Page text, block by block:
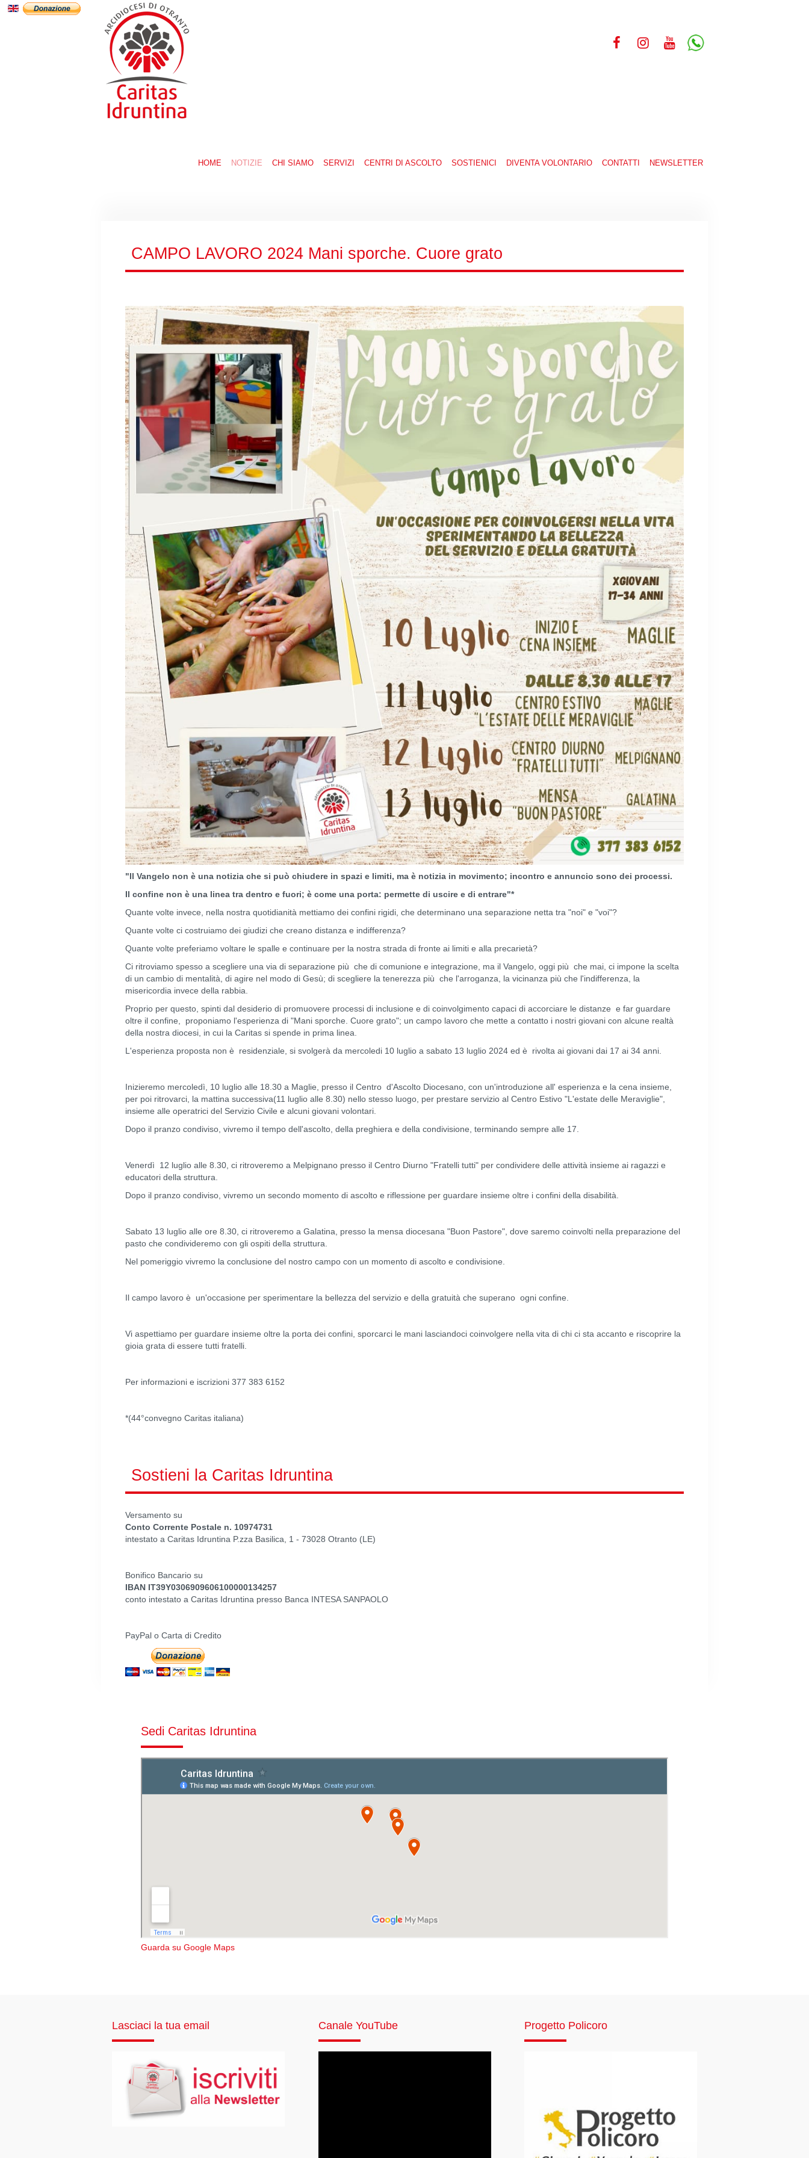
HOME NOTIZIE CHI SIAMO SERVIZI CENTRI DI ASCOLTO SOSTIENICI DIVENTA VOLONTARIO CONTATTI NEWSLETTER
CAMPO LAVORO 2024 Mani sporche. Cuore grato
"Il Vangelo non è una notizia che si può chiudere in spazi e limiti, ma è notizia in movimento; incontro e annuncio sono dei processi.
Il confine non è una linea tra dentro e fuori; è come una porta: permette di uscire e di entrare"*
Quante volte invece, nella nostra quotidianità mettiamo dei confini rigidi, che determinano una separazione netta tra "noi" e "voi"?
Quante volte ci costruiamo dei giudizi che creano distanza e indifferenza?
Quante volte preferiamo voltare le spalle e continuare per la nostra strada di fronte ai limiti e alla precarietà?
Ci ritroviamo spesso a scegliere una via di separazione più che di comunione e integrazione, ma il Vangelo, oggi più che mai, ci impone la scelta
di un cambio di mentalità, di agire nel modo di Gesù; di scegliere la tenerezza più che l'arroganza, la vicinanza più che l'indifferenza, la
misericordia invece della rabbia.
Proprio per questo, spinti dal desiderio di promuovere processi di inclusione e di coinvolgimento capaci di accorciare le distanze e far guardare
oltre il confine, proponiamo l'esperienza di "Mani sporche. Cuore grato"; un campo lavoro che mette a contatto i nostri giovani con alcune realtà
della nostra diocesi, in cui la Caritas si spende in prima linea.
L'esperienza proposta non è residenziale, si svolgerà da mercoledi 10 luglio a sabato 13 luglio 2024 ed è rivolta ai giovani dai 17 ai 34 anni.
Inizieremo mercoledì, 10 luglio alle 18.30 a Maglie, presso il Centro d'Ascolto Diocesano, con un'introduzione all' esperienza e la cena insieme,
per poi ritrovarci, la mattina successiva(11 luglio alle 8.30) nello stesso luogo, per prestare servizio al Centro Estivo "L'estate delle Meraviglie",
insieme alle operatrici del Servizio Civile e alcuni giovani volontari.
Dopo il pranzo condiviso, vivremo il tempo dell'ascolto, della preghiera e della condivisione, terminando sempre alle 17.
Venerdì 12 luglio alle 8.30, ci ritroveremo a Melpignano presso il Centro Diurno "Fratelli tutti" per condividere delle attività insieme ai ragazzi e
educatori della struttura.
Dopo il pranzo condiviso, vivremo un secondo momento di ascolto e riflessione per guardare insieme oltre i confini della disabilità.
Sabato 13 luglio alle ore 8.30, ci ritroveremo a Galatina, presso la mensa diocesana "Buon Pastore", dove saremo coinvolti nella preparazione del
pasto che condivideremo con gli ospiti della struttura.
Nel pomeriggio vivremo la conclusione del nostro campo con un momento di ascolto e condivisione.
Il campo lavoro è un'occasione per sperimentare la bellezza del servizio e della gratuità che superano ogni confine.
Vi aspettiamo per guardare insieme oltre la porta dei confini, sporcarci le mani lasciandoci coinvolgere nella vita di chi ci sta accanto e riscoprire la
gioia grata di essere tutti fratelli.
Per informazioni e iscrizioni 377 383 6152
*(44°convegno Caritas italiana)
Sostieni la Caritas Idruntina
Versamento su
Conto Corrente Postale n. 10974731
intestato a Caritas Idruntina P.zza Basilica, 1 - 73028 Otranto (LE)
Bonifico Bancario su
IBAN IT39Y0306909606100000134257
conto intestato a Caritas Idruntina presso Banca INTESA SANPAOLO
PayPal o Carta di Credito
Sedi Caritas Idruntina
Guarda su Google Maps
Lasciaci la tua email Canale YouTube Progetto Policoro